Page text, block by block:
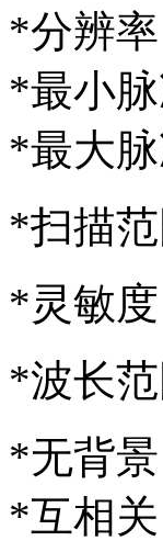
*分辨
*最小
*最大
*扫描范
*灵敏度
*波长范
*无背景
*互相关